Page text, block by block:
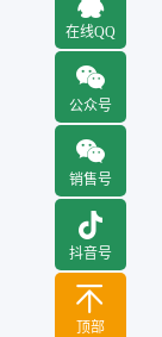
在线QQ
公众号
销售号
抖音号
顶部